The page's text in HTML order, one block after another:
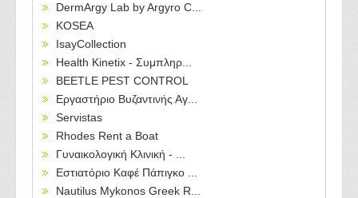
DermArgy Lab by Argyro C...
KOSEA
IsayCollection
Health Kinetix - Συμπληρ...
BEETLE PEST CONTROL
Εργαστήριο Βυζαντινής Αγ...
Servistas
Rhodes Rent a Boat
Γυναικολογική Κλινική - ...
Εστιατόριο Καφέ Πάπιγκο ...
Nautilus Mykonos Greek R...